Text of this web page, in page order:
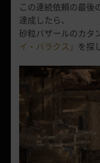
この連続依頼の最後
達成したら、
砂粒バザールのカタ
イ・バラクス」 を探